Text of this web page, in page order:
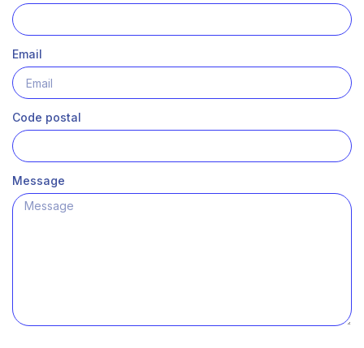
Email
Code postal
Message